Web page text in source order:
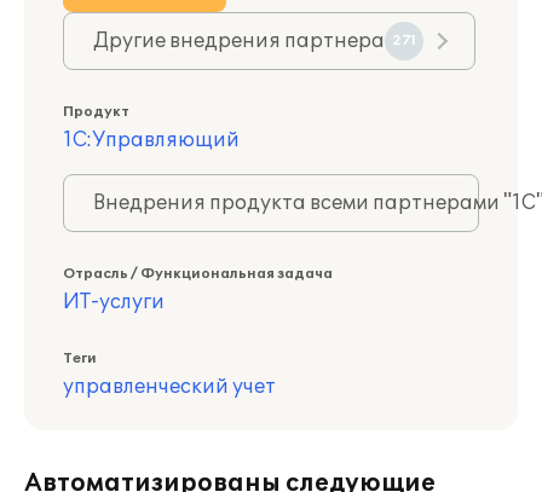
Другие внедрения партнера 271
Продукт
1С:Управляющий
Внедрения продукта всеми партнерами
Отрасль / Функциональная задача
ИТ-услуги
Теги
управленческий учет
Автоматизированы следующие